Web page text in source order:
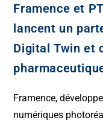
Framence et
lancent un
Digital Twin et
Framence,
numériques